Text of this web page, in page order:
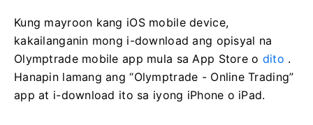
Kung mayroon kang iOS mobile device,
kakailanganin mong i-download ang opisyal na
Olymptrade mobile app mula sa App Store o dito .
Hanapin lamang ang “Olymptrade - Online Trading”
app at i-download ito sa iyong iPhone o iPad.